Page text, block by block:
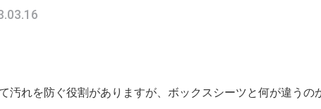
汚れを防ぐ役割がありますが、ボックスシーツと何が違うの